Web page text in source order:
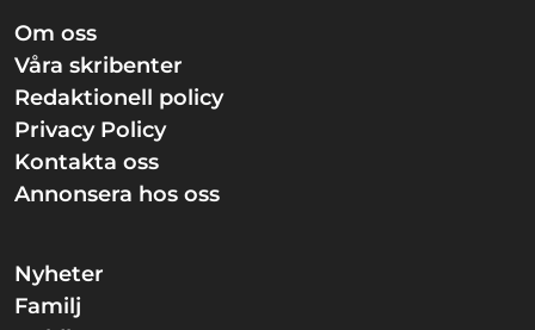
Om oss
Våra skribenter
Redaktionell policy
Privacy Policy
Kontakta oss
Annonsera hos oss
Nyheter
Familj